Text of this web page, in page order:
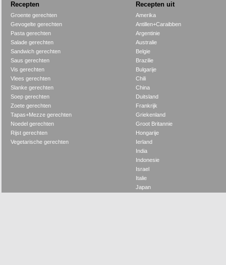
Recepten Recepten uit
Groente gerechten
Gevogelte gerechten
Pasta gerechten
Salade gerechten
Sandwich gerechten
Saus gerechten
Vis gerechten
Vlees gerechten
Slanke gerechten
Soep gerechten
Zoete gerechten
Tapas+Mezze gerechten
Noedel gerechten
Rijst gerechten
Vegetarische gerechten
Amerika
Antillen+Caraibben
Argentinie
Australie
Belgie
Brazilie
Bulgarije
Chili
China
Duitsland
Frankrijk
Griekenland
Groot Britannie
Hongarije
Ierland
India
Indonesie
Israel
Italie
Japan